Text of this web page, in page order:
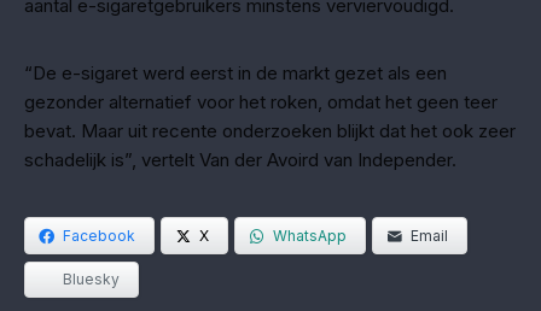
aantal e-sigaretgebruikers minstens verviervoudigd.
“De e-sigaret werd eerst in de markt gezet als een
gezonder alternatief voor het roken, omdat het geen teer
bevat. Maar uit recente onderzoeken blijkt dat het ook zeer
schadelijk is”, vertelt Van der Avoird van Independer.
Facebook X WhatsApp Email
Bluesky